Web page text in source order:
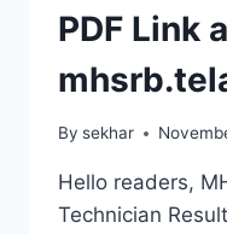
PDF Link
By sekhar
Hello readers,
Technician